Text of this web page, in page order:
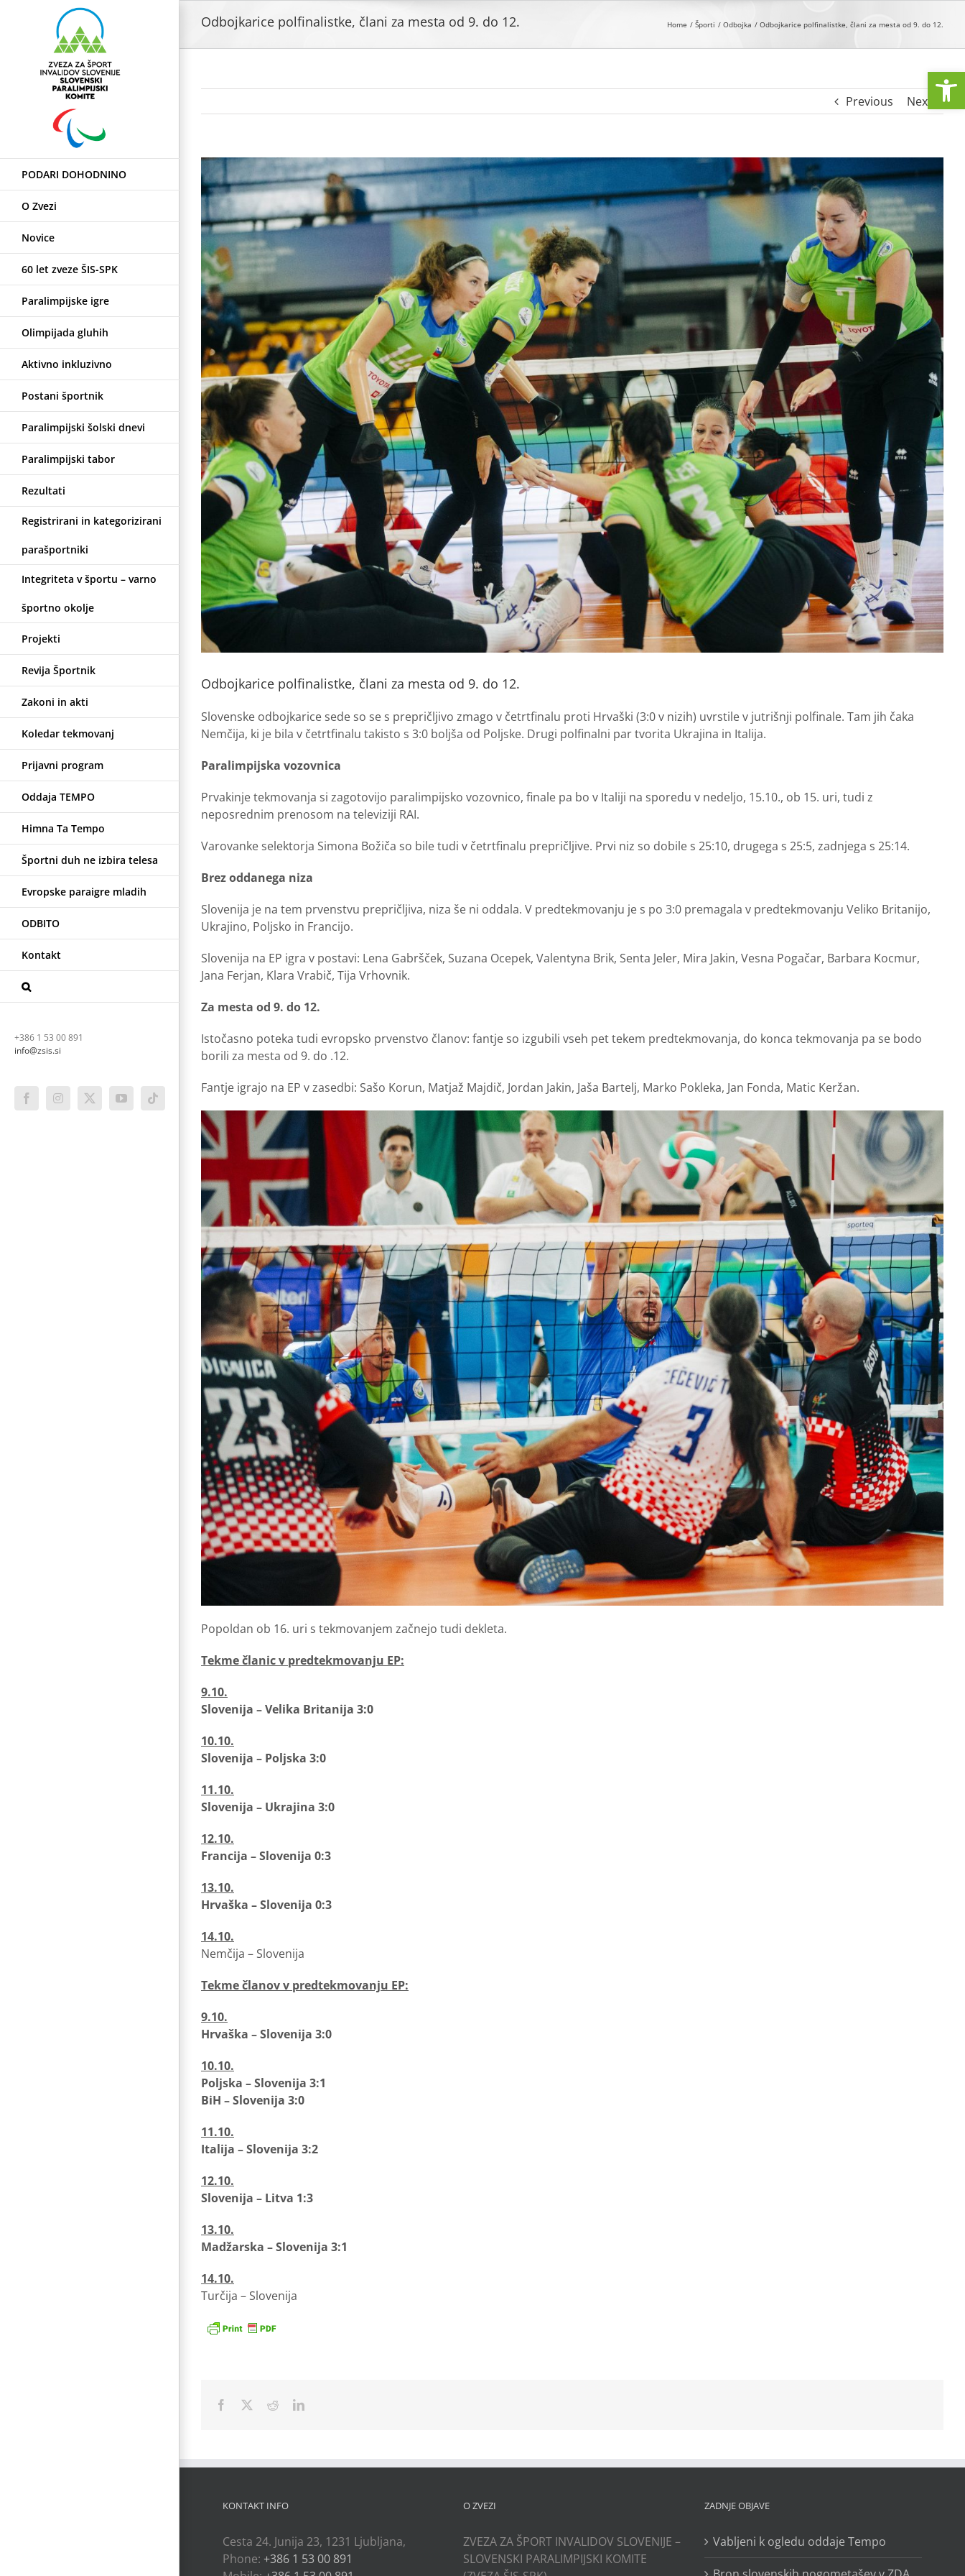
PODARI DOHODNINO
O Zvezi
Novice
60 let zveze ŠIS-SPK
Paralimpijske igre
Olimpijada gluhih
Aktivno inkluzivno
Postani športnik
Paralimpijski šolski dnevi
Paralimpijski tabor
Rezultati
Registrirani in kategorizirani
parašportniki
Integriteta v športu – varno
športno okolje
Projekti
Revija Športnik
Zakoni in akti
Koledar tekmovanj
Prijavni program
Oddaja TEMPO
Himna Ta Tempo
Športni duh ne izbira telesa
Evropske paraigre mladih
ODBITO
Kontakt
+386 1 53 00 891
info@zsis.si
FacebookInstagram
X YouTubeTiktok
Odbojkarice polfinalistke, člani za mesta od 9. do 12. Home Športi Odbojka Odbojkarice polfinalistke, člani za mesta od 9. do 12.
Previous Next
View
Larger
Image
Odbojkarice polfinalistke, člani za mesta od 9. do 12.
Slovenske odbojkarice sede so se s prepričljivo zmago v četrtfinalu proti Hrvaški (3:0 v nizih) uvrstile v jutrišnji polfinale. Tam jih čaka
Nemčija, ki je bila v četrtfinalu takisto s 3:0 boljša od Poljske. Drugi polfinalni par tvorita Ukrajina in Italija.
Paralimpijska vozovnica
Prvakinje tekmovanja si zagotovijo paralimpijsko vozovnico, finale pa bo v Italiji na sporedu v nedeljo, 15.10., ob 15. uri, tudi z
neposrednim prenosom na televiziji RAI.
Varovanke selektorja Simona Božiča so bile tudi v četrtfinalu prepričljive. Prvi niz so dobile s 25:10, drugega s 25:5, zadnjega s 25:14.
Brez oddanega niza
Slovenija je na tem prvenstvu prepričljiva, niza še ni oddala. V predtekmovanju je s po 3:0 premagala v predtekmovanju Veliko Britanijo,
Ukrajino, Poljsko in Francijo.
Slovenija na EP igra v postavi: Lena Gabršček, Suzana Ocepek, Valentyna Brik, Senta Jeler, Mira Jakin, Vesna Pogačar, Barbara Kocmur,
Jana Ferjan, Klara Vrabič, Tija Vrhovnik.
Za mesta od 9. do 12.
Istočasno poteka tudi evropsko prvenstvo članov: fantje so izgubili vseh pet tekem predtekmovanja, do konca tekmovanja pa se bodo
borili za mesta od 9. do .12.
Fantje igrajo na EP v zasedbi: Sašo Korun, Matjaž Majdič, Jordan Jakin, Jaša Bartelj, Marko Pokleka, Jan Fonda, Matic Keržan.
Popoldan ob 16. uri s tekmovanjem začnejo tudi dekleta.
Tekme članic v predtekmovanju EP:
9.10.
Slovenija – Velika Britanija 3:0
10.10.
Slovenija – Poljska 3:0
11.10.
Slovenija – Ukrajina 3:0
12.10.
Francija – Slovenija 0:3
13.10.
Hrvaška – Slovenija 0:3
14.10.
Nemčija – Slovenija
Tekme članov v predtekmovanju EP:
9.10.
Hrvaška – Slovenija 3:0
10.10.
Poljska – Slovenija 3:1
BiH – Slovenija 3:0
11.10.
Italija – Slovenija 3:2
12.10.
Slovenija – Litva 1:3
13.10.
Madžarska – Slovenija 3:1
14.10.
Turčija – Slovenija
Facebook RedditLinkedIn
KONTAKT INFO
Cesta 24. Junija 23, 1231 Ljubljana,
Phone: +386 1 53 00 891
O ZVEZI
ZVEZA ZA ŠPORT INVALIDOV SLOVENIJE –
SLOVENSKI PARALIMPIJSKI KOMITE
ZADNJE OBJAVE
Vabljeni k ogledu oddaje Tempo